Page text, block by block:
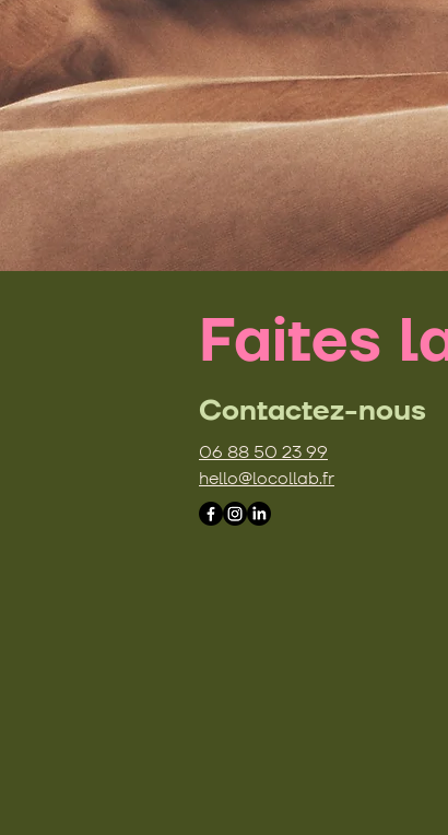
Faites
Contactez-nous
06 88 50 23 99
hello@locollab.fr